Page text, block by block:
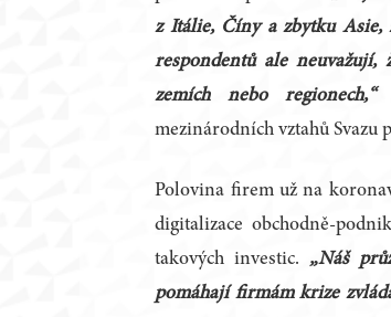
z Itálie, Číny a zbytku Asie,
respondentů ale neuvažují,
zemích nebo regionech,“
mezinárodních vztahů Svazu
Polovina firem už na
digitalizace obchodně-
takových investic. „Náš
pomáhají firmám krize